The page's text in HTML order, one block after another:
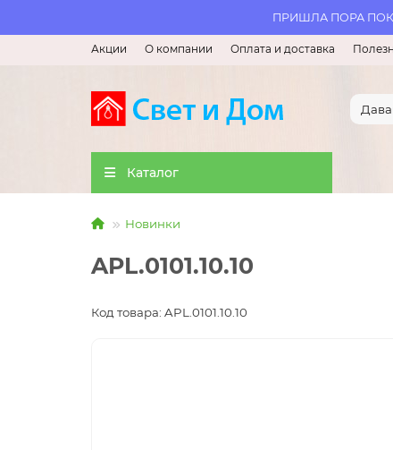
ПРИШЛА ПОРА
Акции О компании Оплата и доставка
Каталог
Новинки
APL.0101.10.10
Код товара: APL.0101.10.10